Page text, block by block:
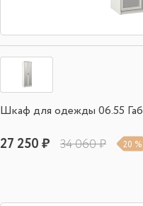
Шкаф для одежды 06.55
27 250 ₽ 34 060 ₽ 20 %